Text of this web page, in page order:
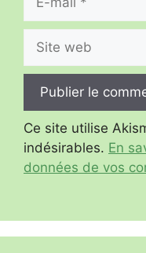
mail
web
Ce site utilise
indésirables. En
données de vos